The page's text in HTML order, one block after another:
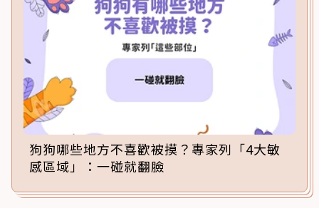
狗狗哪些地方不喜歡被摸？專家列「4大敏
感區域」：一碰就翻臉